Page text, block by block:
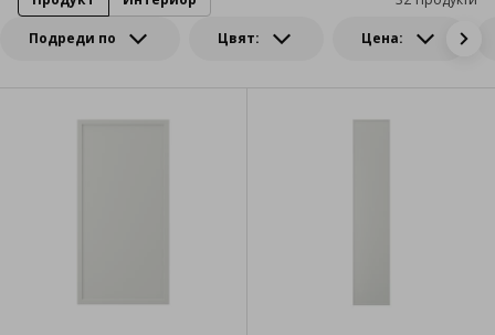
Подреди по Цвят: Цена: